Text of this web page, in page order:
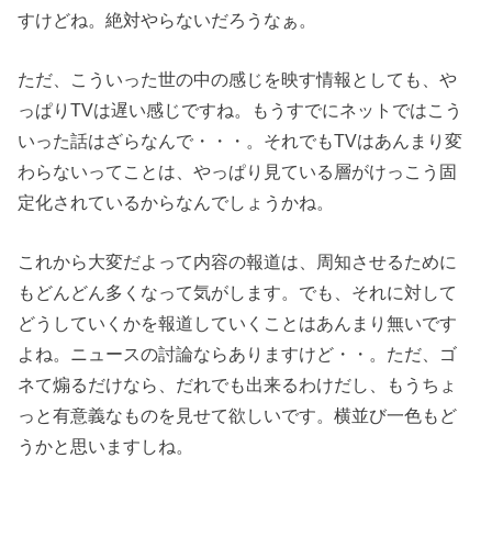
すけどね。絶対やらないだろうなぁ。
ただ、こういった世の中の感じを映す情報としても、や
っぱりTVは遅い感じですね。もうすでにネットではこう
いった話はざらなんで・・・。それでもTVはあんまり変
わらないってことは、やっぱり見ている層がけっこう固
定化されているからなんでしょうかね。
これから大変だよって内容の報道は、周知させるために
もどんどん多くなって気がします。でも、それに対して
どうしていくかを報道していくことはあんまり無いです
よね。ニュースの討論ならありますけど・・。ただ、ゴ
ネて煽るだけなら、だれでも出来るわけだし、もうちょ
っと有意義なものを見せて欲しいです。横並び一色もど
うかと思いますしね。